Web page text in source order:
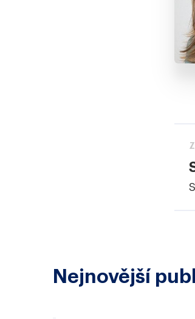
Nejnovější